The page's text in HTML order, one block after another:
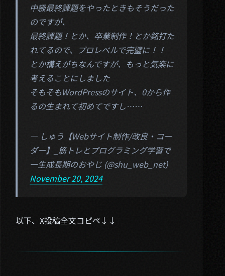
中級最終課題をやったときもそうだった
のですが、
最終課題！とか、卒業制作！とか銘打た
れてるので、プロレベルで完璧に！！
とか構えがちなんですが、もっと気楽に
考えることにしました
そもそもWordPressのサイト、0から作
るの生まれて初めてですし……
— しゅう【Webサイト制作/改良・コー
ダー】_筋トレとプログラミング学習で
一生成長期のおやじ (@shu_web_net)
November 20, 2024
以下、X投稿全文コピペ↓↓